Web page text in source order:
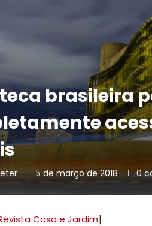
brasileira
5 de março de 2018 0
Casa e Jardim]